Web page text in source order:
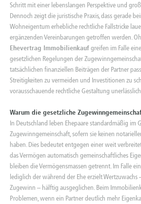
Schritt mit einer lebenslangen Perspektive und
Dennoch zeigt die juristische Praxis, dass gerade
Wohneigentum erhebliche rechtliche Fallstricke
ergänzenden Vereinbarungen getroffen werden.
Ehevertrag Immobilienkaufgreifen im Falle
gesetzlichen Regelungen der
tatsächlichen finanziellen Beiträgen der Partner
Streitigkeiten zu vermeiden und Investitionen zu
vorausschauende rechtliche Gestaltung
Warum die gesetzliche
In Deutschland leben Ehepaare standardmäßig im
Zugewinngemeinschaft, sofern sie keinen
haben. Dies bedeutet entgegen einer weit
das Vermögen automatisch gemeinschaftliches
bleiben die Vermögensmassen getrennt. Im Falle
lediglich der während der Ehe erzielt Wertzuwachs
Zugewinn – hälftig ausgeglichen. Beim
Problemen, wenn ein Partner deutlich mehr